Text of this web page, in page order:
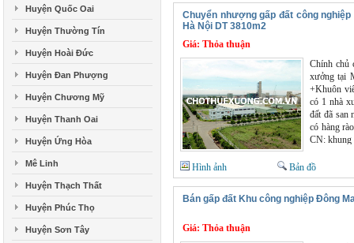
Huyện Quốc Oai
Huyện Thường Tín
Huyện Hoài Đức
Huyện Đan Phượng
Huyện Chương Mỹ
Huyện Thanh Oai
Huyện Ứng Hòa
Mê Linh
Huyện Thạch Thất
Huyện Phúc Thọ
Huyện Sơn Tây
vị trí cực
trạm
Chuyển nhượng gấp đất công
Hà Nội DT 3810m2
Giá: Thỏa thuận
Chính chủ
xưởng tại
+Khuôn
có 1 nhà
đất đã san
có hàng
CN: khung
đến năm
Hình ảnh Bản đồ
Bán gấp đất Khu công nghiệp Đông
Giá: Thỏa thuận